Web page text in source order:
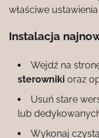
właściwe
Instalacja
Wejdź na
sterowniki oraz
Usuń stare
lub
Wykonaj